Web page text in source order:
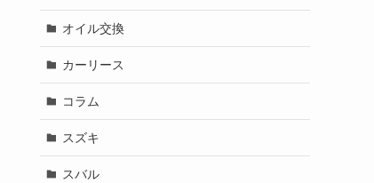
オイル交換
カーリース
コラム
スズキ
スバル